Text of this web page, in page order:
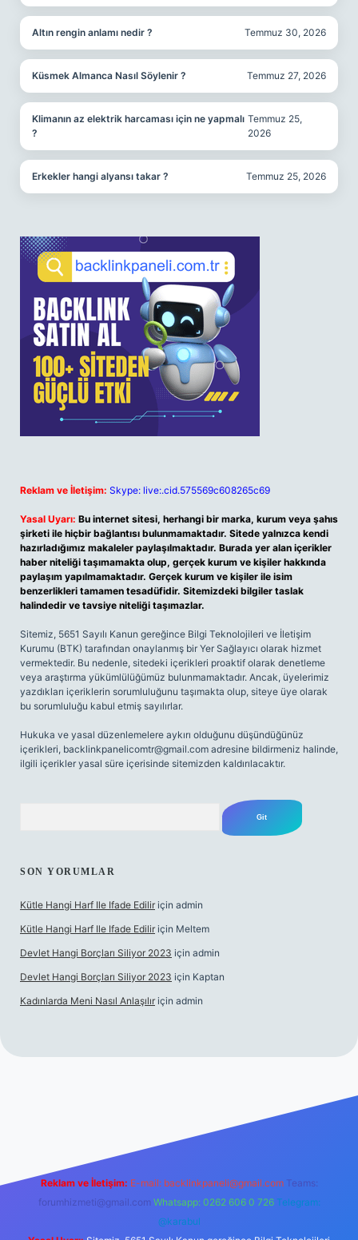
Altın rengin anlamı nedir ? Temmuz 30, 2026
Küsmek Almanca Nasıl Söylenir ? Temmuz 27, 2026
Klimanın az elektrik harcaması için ne yapmalı
?
Temmuz 25,
2026
Erkekler hangi alyansı takar ? Temmuz 25, 2026
Reklam ve İletişim: Skype: live:.cid.575569c608265c69
Yasal Uyarı: Bu internet sitesi, herhangi bir marka, kurum veya şahıs
şirketi ile hiçbir bağlantısı bulunmamaktadır. Sitede yalnızca kendi
hazırladığımız makaleler paylaşılmaktadır. Burada yer alan içerikler
haber niteliği taşımamakta olup, gerçek kurum ve kişiler hakkında
paylaşım yapılmamaktadır. Gerçek kurum ve kişiler ile isim
benzerlikleri tamamen tesadüfidir. Sitemizdeki bilgiler taslak
halindedir ve tavsiye niteliği taşımazlar.
Sitemiz, 5651 Sayılı Kanun gereğince Bilgi Teknolojileri ve İletişim
Kurumu (BTK) tarafından onaylanmış bir Yer Sağlayıcı olarak hizmet
vermektedir. Bu nedenle, sitedeki içerikleri proaktif olarak denetleme
veya araştırma yükümlülüğümüz bulunmamaktadır. Ancak, üyelerimiz
yazdıkları içeriklerin sorumluluğunu taşımakta olup, siteye üye olarak
bu sorumluluğu kabul etmiş sayılırlar.
Hukuka ve yasal düzenlemelere aykırı olduğunu düşündüğünüz
içerikleri, backlinkpanelicomtr@gmail.com adresine bildirmeniz halinde,
ilgili içerikler yasal süre içerisinde sitemizden kaldırılacaktır.
SON YORUMLAR
Kütle Hangi Harf Ile Ifade Edilir için admin
Kütle Hangi Harf Ile Ifade Edilir için Meltem
Devlet Hangi Borçları Siliyor 2023 için admin
Devlet Hangi Borçları Siliyor 2023 için Kaptan
Kadınlarda Meni Nasıl Anlaşılır için admin
Betexper
Reklam ve İletişim: E-mail: backlinkpaneli@gmail.com Teams:
forumhizmeti@gmail.com Whatsapp: 0262 606 0 726 Telegram:
@karabul